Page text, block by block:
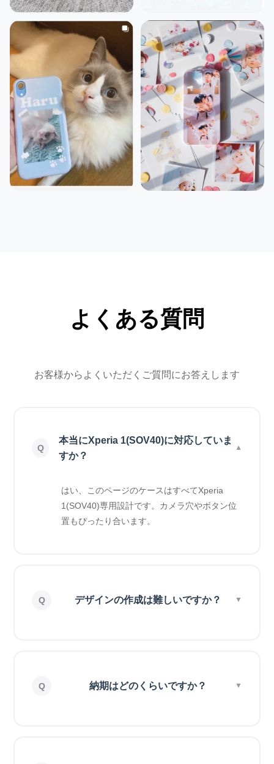
よくある質問
お客様からよくいただくご質問にお答えします
本当にXperia 1(SOV40)に対応していま
すか？
はい、このページのケースはすべてXperia
1(SOV40)専用設計です。カメラ穴やボタン位
置もぴったり合います。
デザインの作成は難しいですか？
納期はどのくらいですか？